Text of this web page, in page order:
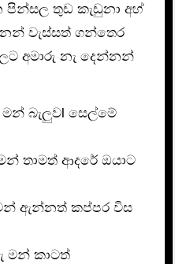
තුඩ කැඩුනා අහ්
වැස්සත් ගන්තෙර
අමාරු නැ දෙන්නන්
බැලුවl සෙල්මේ
තාමත් ආදරේ ඔයාට
ඇන්නත් කප්පර විස
මන් කාටත්